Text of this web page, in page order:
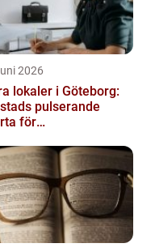
2026
lokaler i Göteborg:
pulserande
för